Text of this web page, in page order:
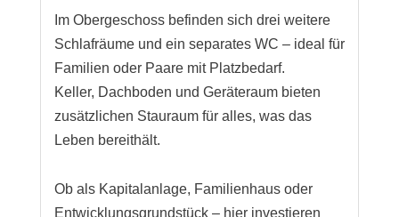
Im Obergeschoss befinden sich drei weitere
Schlafräume und ein separates WC – ideal für
Familien oder Paare mit Platzbedarf.
Keller, Dachboden und Geräteraum bieten
zusätzlichen Stauraum für alles, was das
Leben bereithält.
Ob als Kapitalanlage, Familienhaus oder
Entwicklungsgrundstück – hier investieren